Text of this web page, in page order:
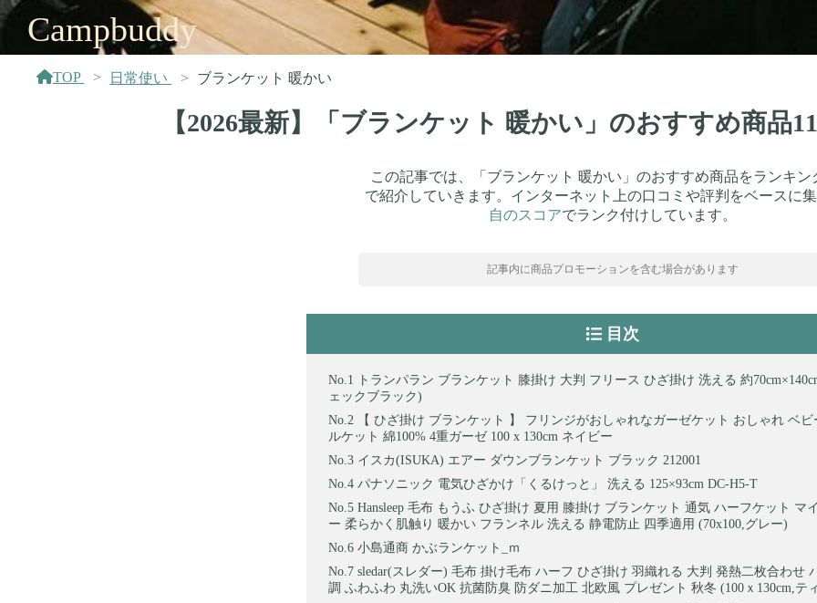
Campbuddy
TOP 日常使い ブランケット 暖かい
【2026最新】「ブランケット 暖かい」のおすすめ商品
この記事では、「ブランケット 暖かい」のおすすめ商品をランキン
で紹介していきます。インターネット上の口コミや評判をベースに
自のスコアでランク付けしています。
記事内に商品プロモーションを含む場合があります
目次
トランパラン ブランケット 膝掛け 大判 フリース ひざ掛け 洗える 約
ェックブラック)
【 ひざ掛け ブランケット 】 フリンジがおしゃれなガーゼケット おしゃれ ベ
ルケット 綿100% 4重ガーゼ 100 x 130cm ネイビー
イスカ(ISUKA) エアー ダウンブランケット ブラック 212001
パナソニック 電気ひざかけ「くるけっと」 洗える 125×93cm DC-H5-T
Hansleep 毛布 もうふ ひざ掛け 夏用 膝掛け ブランケット 通気 ハーフケット マ
ー 柔らかく肌触り 暖かい フランネル 洗える 静電防止 四季適用 (70x100,グレー)
小島通商 かぶランケット_ｍ
sledar(スレダー) 毛布 掛け毛布 ハーフ ひざ掛け 羽織れる 大判 発熱二枚合わせ
調 ふわふわ 丸洗いOK 抗菌防臭 防ダニ加工 北欧風 プレゼント 秋冬 (100ｘ130cm,テ